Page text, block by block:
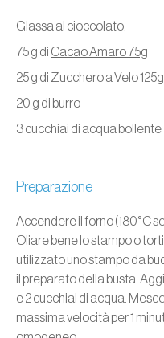
Glassa al cioccolato:
75 g di Cacao Amaro 75g
25 g di Zucchero a Velo 125g
20 g di burro
3 cucchiai di acqua bollente
Preparazione
Accendere il forno (180°C
Oliare bene lo stampo o
utilizzato uno stampo da
il preparato della busta.
e 2 cucchiai di acqua.
massima velocità per 1